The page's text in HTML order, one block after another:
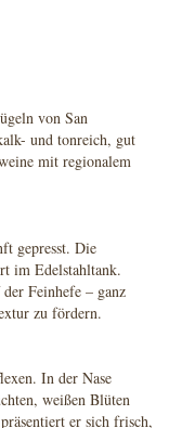
von San
und tonreich, gut
mit regionalem
gepresst. Die
im Edelstahltank.
Feinhefe – ganz
zu fördern.
In der Nase
weißen Blüten
er sich frisch,